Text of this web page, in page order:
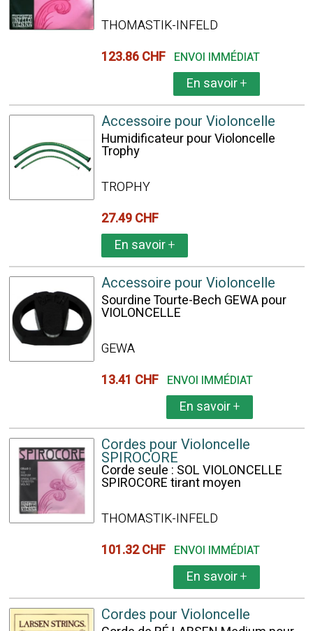
THOMASTIK-INFELD
123.86 CHF ENVOI IMMÉDIAT
En savoir+
Accessoire pour Violoncelle
Humidificateur pour Violoncelle
Trophy
TROPHY
27.49 CHF
En savoir+
Accessoire pour Violoncelle
Sourdine Tourte-Bech GEWA pour
VIOLONCELLE
GEWA
13.41 CHF ENVOI IMMÉDIAT
En savoir+
Cordes pour Violoncelle
SPIROCORE
Corde seule : SOL VIOLONCELLE
SPIROCORE tirant moyen
THOMASTIK-INFELD
101.32 CHF ENVOI IMMÉDIAT
En savoir+
Cordes pour Violoncelle